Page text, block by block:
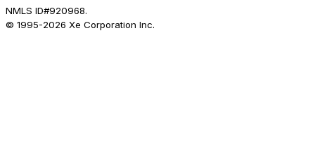
NMLS ID#920968.
© 1995-2026 Xe Corporation Inc.